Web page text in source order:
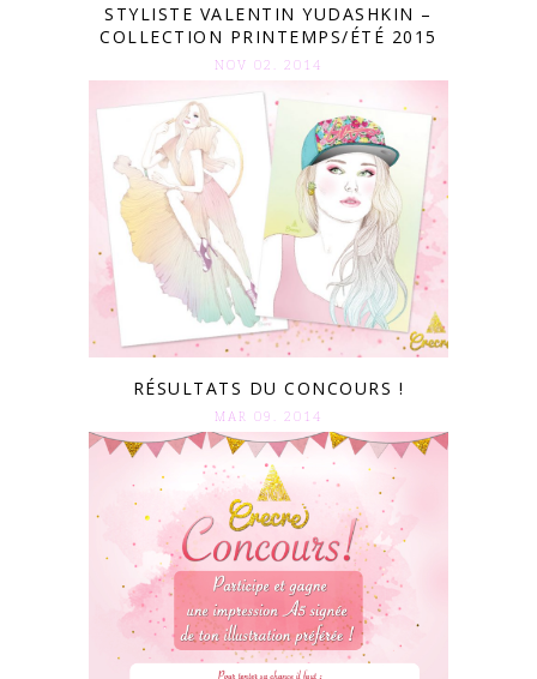
STYLISTE VALENTIN YUDASHKIN –
COLLECTION PRINTEMPS/ÉTÉ 2015
NOV 02. 2014
RÉSULTATS DU CONCOURS !
MAR 09. 2014